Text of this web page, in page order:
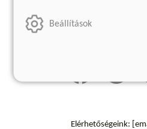
Szállítási információk
Elérhetőségeink:
Beállítások